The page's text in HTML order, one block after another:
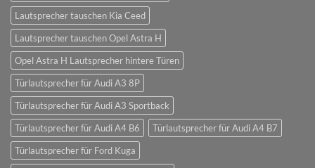
Lautsprecher tauschen Kia Ceed
Lautsprecher tauschen Opel Astra H
Opel Astra H Lautsprecher hintere Türen
Türlautsprecher für Audi A3 8P
Türlautsprecher für Audi A3 Sportback
Türlautsprecher für Audi A4 B6
Türlautsprecher für Audi A4 B7
Türlautsprecher für Ford Kuga